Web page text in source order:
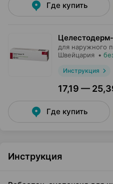
Где купить
для наружного
Швейцария •
Инструкция
17,19 —
Где купить
Инструкция